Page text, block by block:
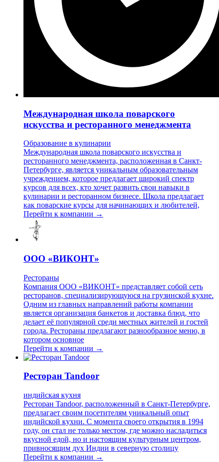
Международная школа поварского
искусства и ресторанного менеджмента
Образование в кулинарии
Международная школа поварского искусства и
ресторанного менеджмента, расположенная в Санкт-
Петербурге, является уникальным образовательным
учреждением, которое предлагает широкий спектр
курсов для всех, кто хочет развить свои навыки в
кулинарии и ресторанном бизнесе. Школа предлагает
как поварские курсы для начинающих и любителей,
Перейти к компании →
ООО «ВИКОНТ»
Рестораны
Компания ООО «ВИКОНТ» представляет собой сеть
ресторанов, специализирующуюся на грузинской кухне.
Одним из главных направлений работы компании
является организация банкетов и доставка блюд, что
делает её популярной среди местных жителей и гостей
города. Рестораны предлагают разнообразное меню, в
котором основное
Перейти к компании →
Ресторан Tandoor
индийская кухня
Ресторан Tandoor, расположенный в Санкт-Петербурге,
предлагает своим посетителям уникальный опыт
индийской кухни. С момента своего открытия в 1994
году, он стал не только местом, где можно насладиться
вкусной едой, но и настоящим культурным центром,
привносящим дух Индии в северную столицу
Перейти к компании →